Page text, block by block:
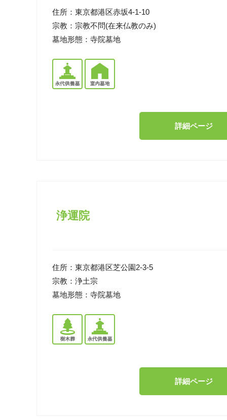
住所： 東京都港区赤坂4-1-10
宗教： 宗教不問(在来仏教のみ)
墓地形態： 寺院墓地
詳細ページ
浄運院
住所： 東京都港区芝公園2-3-5
宗教： 浄土宗
墓地形態： 寺院墓地
詳細ページ